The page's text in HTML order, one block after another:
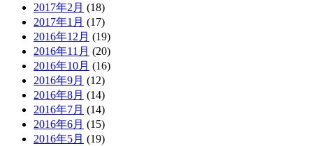
2017年2月 (18)
2017年1月 (17)
2016年12月 (19)
2016年11月 (20)
2016年10月 (16)
2016年9月 (12)
2016年8月 (14)
2016年7月 (14)
2016年6月 (15)
2016年5月 (19)